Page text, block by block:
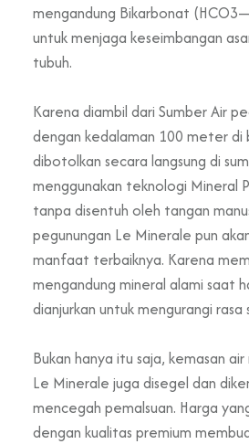
mengandung Bikarbonat
untuk menjaga keseimbangan
tubuh.
Karena diambil dari Sumber Air
dengan kedalaman 100 meter
dibotolkan secara langsung di
menggunakan teknologi Mineral
tanpa disentuh oleh tangan
pegunungan Le Minerale pun
manfaat terbaiknya. Karena
mengandung mineral alami saat
dianjurkan untuk mengurangi rasa
Bukan hanya itu saja, kemasan
Le Minerale juga disegel dan
mencegah pemalsuan. Harga
dengan kualitas premium